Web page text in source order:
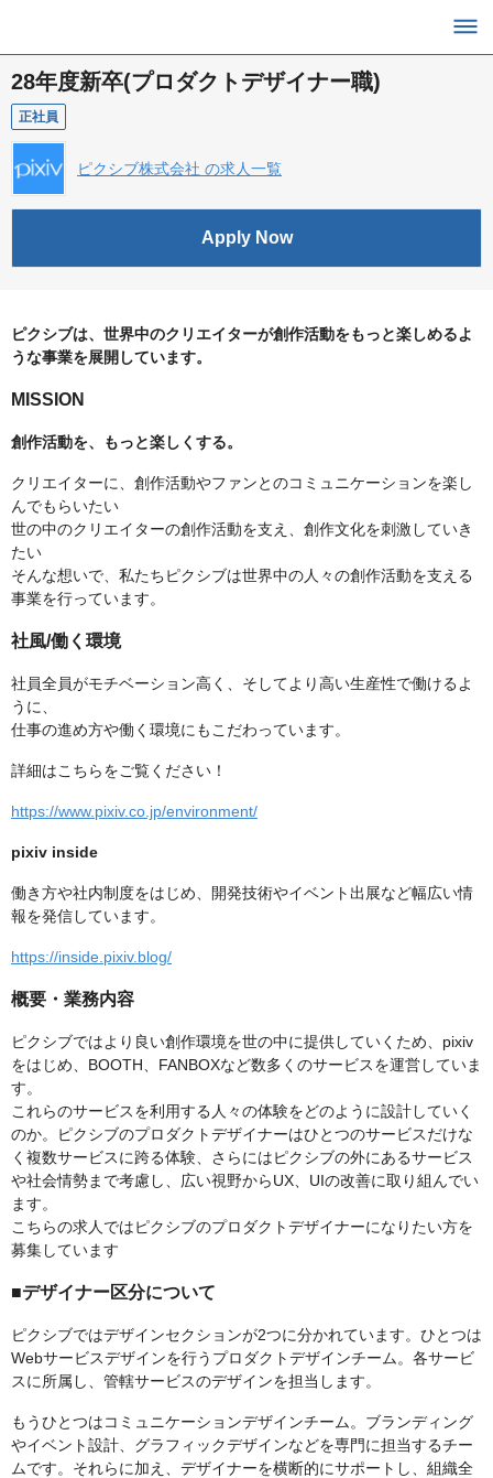
28年度新卒(プロダクトデザイナー職)
正社員
ピクシブ株式会社 の求人一覧
Apply Now
ピクシブは、世界中のクリエイターが創作活動をもっと楽しめるよ
うな事業を展開しています。
MISSION
創作活動を、もっと楽しくする。
クリエイターに、創作活動やファンとのコミュニケーションを楽し
んでもらいたい
世の中のクリエイターの創作活動を支え、創作文化を刺激していき
たい
そんな想いで、私たちピクシブは世界中の人々の創作活動を支える
事業を行っています。
社風/働く環境
社員全員がモチベーション高く、そしてより高い生産性で働けるよ
うに、
仕事の進め方や働く環境にもこだわっています。
詳細はこちらをご覧ください！
https://www.pixiv.co.jp/environment/
pixiv inside
働き方や社内制度をはじめ、開発技術やイベント出展など幅広い情
報を発信しています。
https://inside.pixiv.blog/
概要・業務内容
ピクシブではより良い創作環境を世の中に提供していくため、pixiv
をはじめ、BOOTH、FANBOXなど数多くのサービスを運営していま
す。
これらのサービスを利用する人々の体験をどのように設計していく
のか。ピクシブのプロダクトデザイナーはひとつのサービスだけな
く複数サービスに跨る体験、さらにはピクシブの外にあるサービス
や社会情勢まで考慮し、広い視野からUX、UIの改善に取り組んでい
ます。
こちらの求人ではピクシブのプロダクトデザイナーになりたい方を
募集しています
■デザイナー区分について
ピクシブではデザインセクションが2つに分かれています。ひとつは
Webサービスデザインを行うプロダクトデザインチーム。各サービ
スに所属し、管轄サービスのデザインを担当します。
もうひとつはコミュニケーションデザインチーム。ブランディング
やイベント設計、グラフィックデザインなどを専門に担当するチー
ムです。それらに加え、デザイナーを横断的にサポートし、組織全